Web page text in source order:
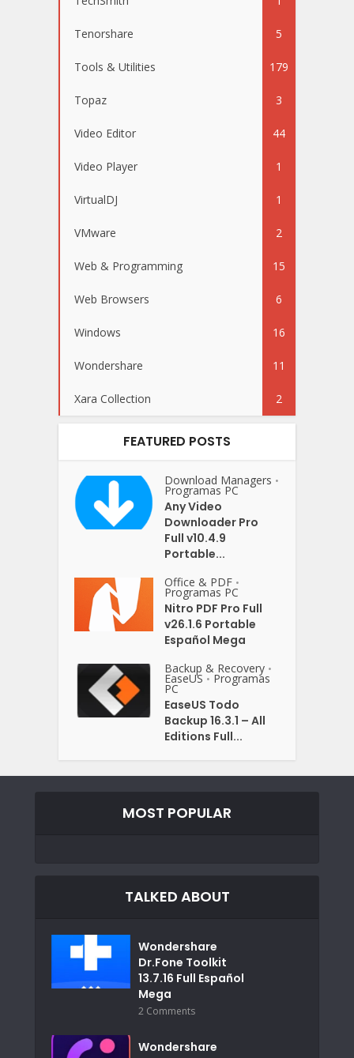
Tenorshare 5
Tools & Utilities 179
Topaz 3
Video Editor 44
Video Player 1
VirtualDJ 1
VMware 2
Web & Programming 15
Web Browsers 6
Windows 16
Wondershare 11
Xara Collection 2
FEATURED POSTS
Download Managers •
Programas PC
Any Video
Downloader Pro
Full v10.4.9
Portable...
Office & PDF •
Programas PC
Nitro PDF Pro Full
v26.1.6 Portable
Español Mega
Backup & Recovery •
EaseUS • Programas
PC
EaseUS Todo
Backup 16.3.1 – All
Editions Full...
MOST POPULAR
TALKED ABOUT
Wondershare
Dr.Fone Toolkit
13.7.16 Full Español
Mega
2 Comments
Wondershare